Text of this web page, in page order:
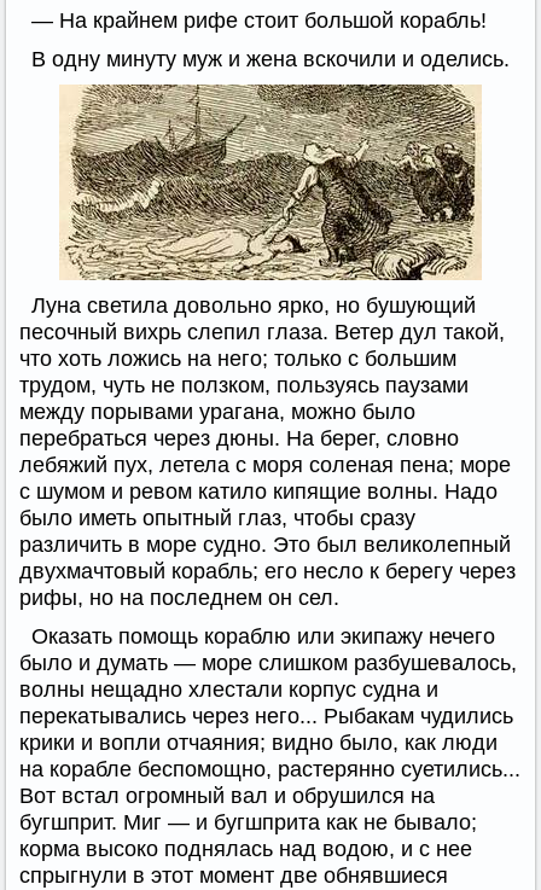
— На крайнем рифе стоит большой корабль!
В одну минуту муж и жена вскочили и оделись.
Луна светила довольно ярко, но бушующий
песочный вихрь слепил глаза. Ветер дул такой,
что хоть ложись на него; только с большим
трудом, чуть не ползком, пользуясь паузами
между порывами урагана, можно было
перебраться через дюны. На берег, словно
лебяжий пух, летела с моря соленая пена; море
с шумом и ревом катило кипящие волны. Надо
было иметь опытный глаз, чтобы сразу
различить в море судно. Это был великолепный
двухмачтовый корабль; его несло к берегу через
рифы, но на последнем он сел.
Оказать помощь кораблю или экипажу нечего
было и думать — море слишком разбушевалось,
волны нещадно хлестали корпус судна и
перекатывались через него... Рыбакам чудились
крики и вопли отчаяния; видно было, как люди
на корабле беспомощно, растерянно суетились...
Вот встал огромный вал и обрушился на
бугшприт. Миг — и бугшприта как не бывало;
корма высоко поднялась над водою, и с нее
спрыгнули в этот момент две обнявшиеся